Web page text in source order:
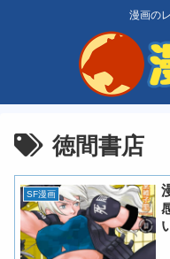
漫画の
徳間書店
SF漫画